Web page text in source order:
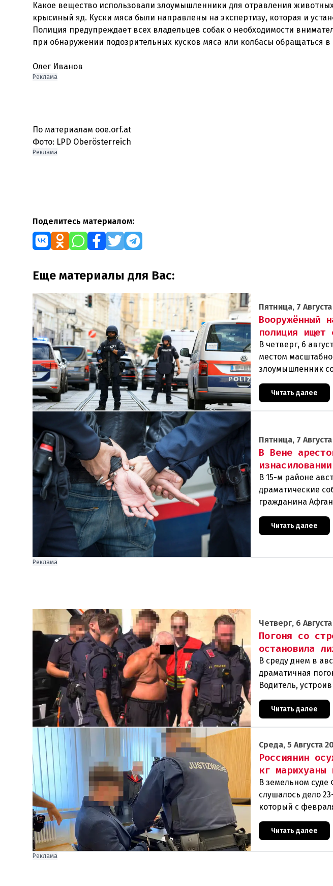
Какое вещество использовали злоумышленники для отравления
крысиный яд. Куски мяса были направлены на экспертизу, которая и
Полиция предупреждает всех владельцев собак о необходимости
при обнаружении подозрительных кусков мяса или колбасы обращаться
Олег Иванов
Реклама
По материалам ooe.orf.at
Фото: LPD Oberösterreich
Реклама
Поделитесь материалом:
Еще материалы для Вас:
Пятница, 7
Вооружённый
полиция ищет
В четверг, 6
местом
злоумышленник
филиал
Читать далее
Пятница, 7
В Вене
В 15-м районе
драматические
гражданина
задер
Читать далее
Реклама
Четверг, 6
Погоня со
остановила
В среду днем в
драматичная
Водитель,
полиции,
столкновений.Что
Читать далее
Среда, 5 Августа
Россиянин
кг марихуаны
В земельном
слушалось дело
который с
Читать далее
Реклама